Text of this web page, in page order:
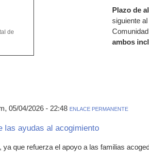
de
Plazo de
siguiente
ambos
05/04/2026 - 22:48 ENLACE PERMANENTE
las ayudas al acogimiento
que refuerza el apoyo a las familias